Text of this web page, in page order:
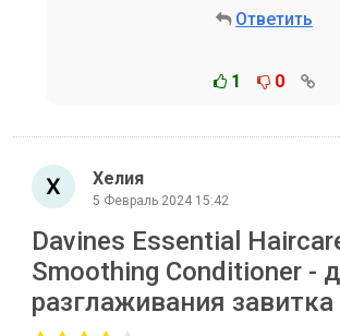
Ответить
1 0
Хелия
5 Февраль 2024 15:42
Davines Essential
Smoothing Conditioner -
разглаживания завитка